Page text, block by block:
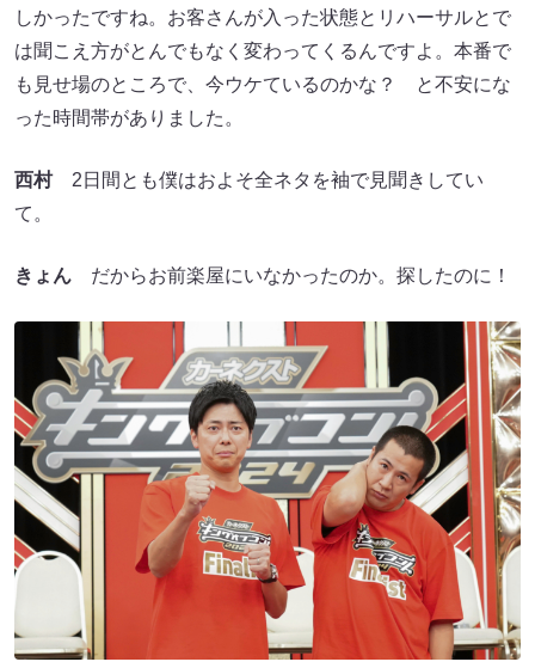
しかったですね。お客さんが入った状態とリハーサルとで
は聞こえ方がとんでもなく変わってくるんですよ。本番で
も見せ場のところで、今ウケているのかな？ と不安にな
った時間帯がありました。
西村2日間とも僕はおよそ全ネタを袖で見聞きしてい
て。
きょん だからお前楽屋にいなかったのか。探したのに！